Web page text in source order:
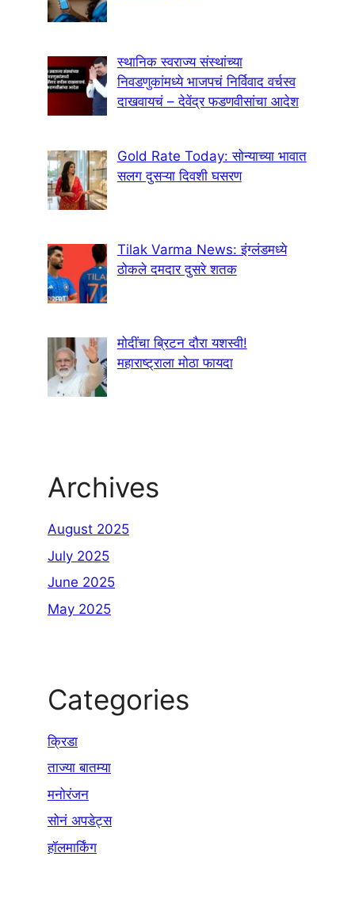
स्थानिक स्वराज्य संस्थांच्या
निवडणुकांमध्ये भाजपचं निर्विवाद वर्चस्व
दाखवायचं – देवेंद्र फडणवीसांचा आदेश
Gold Rate Today: सोन्याच्या भावात
सलग दुसऱ्या दिवशी घसरण
Tilak Varma News: इंग्लंडमध्ये
ठोकले दमदार दुसरे शतक
मोदींचा ब्रिटन दौरा यशस्वी!
महाराष्ट्राला मोठा फायदा
Archives
August 2025
July 2025
June 2025
May 2025
Categories
क्रिडा
ताज्या बातम्या
मनोरंजन
सोनं अपडेट्स
हॉलमार्किंग